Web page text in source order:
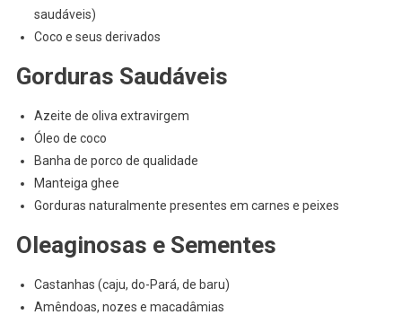
saudáveis)
Coco e seus derivados
Gorduras Saudáveis
Azeite de oliva extravirgem
Óleo de coco
Banha de porco de qualidade
Manteiga ghee
Gorduras naturalmente presentes em carnes e peixes
Oleaginosas e Sementes
Castanhas (caju, do-Pará, de baru)
Amêndoas, nozes e macadâmias